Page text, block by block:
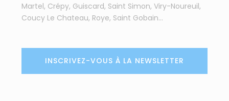
Martel, Crépy, Guiscard, Saint Simon, Viry-Noureuil,
Coucy Le Chateau, Roye, Saint Gobain...
INSCRIVEZ-VOUS À LA NEWSLETTER